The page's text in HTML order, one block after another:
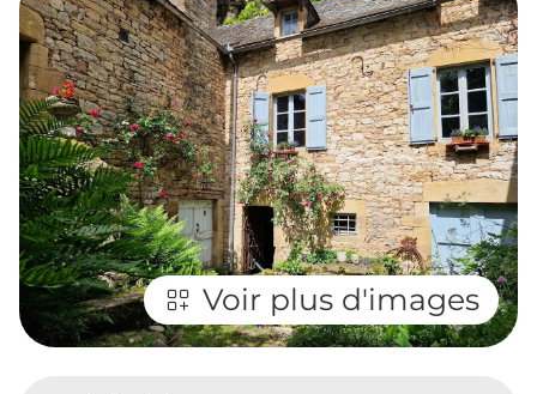
Voir plus d'images